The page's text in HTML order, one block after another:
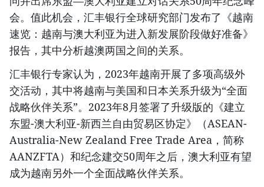
会。值此机会，汇丰银行全球研究部门发布了《越南
速览：越南与澳大利亚为进入新发展阶段做好准备》
报告，其中分析越澳两国之间的关系。
汇丰银行专家认为，2023年越南开展了多项高级外
交活动，其中将越南与美国和日本关系升级为“全面
战略伙伴关系”。2023年8月签署了升级版的《建立
东盟-澳大利亚-新西兰自由贸易区协定》（ASEAN-
Australia-New Zealand Free Trade Area，简称
AANZFTA）和纪念建交50周年之后，澳大利亚有望
成为越南另外一个全面战略伙伴关系。